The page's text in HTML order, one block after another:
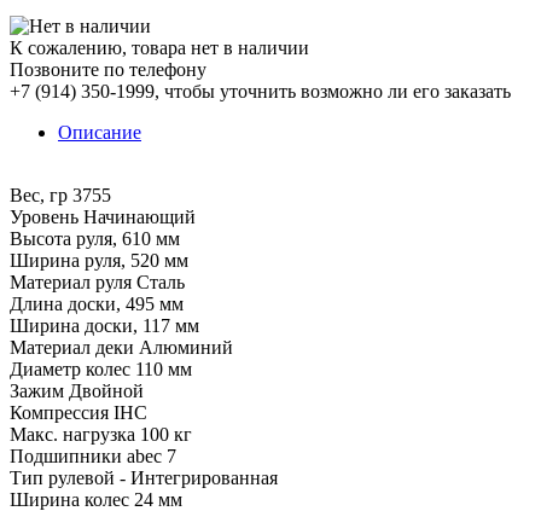
К сожалению, товара нет в наличии
Позвоните по телефону
+7 (914) 350-1999, чтобы уточнить возможно ли его заказать
Описание
Вес, гр 3755
Уровень Начинающий
Высота руля, 610 мм
Ширина руля, 520 мм
Материал руля Сталь
Длина доски, 495 мм
Ширина доски, 117 мм
Материал деки Алюминий
Диаметр колес 110 мм
Зажим Двойной
Компрессия IHC
Макс. нагрузка 100 кг
Подшипники abec 7
Тип рулевой - Интегрированная
Ширина колес 24 мм